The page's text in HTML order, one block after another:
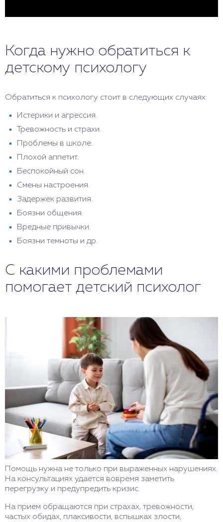
Когда нужно обратиться к
детскому психологу
Обратиться к психологу стоит в следующих случаях:
Истерики и агрессия.
Тревожность и страхи.
Проблемы в школе.
Плохой аппетит.
Беспокойный сон.
Смены настроения.
Задержек развития.
Боязни общения.
Вредные привычки.
Боязни темноты и др.
С какими проблемами
помогает детский психолог
Помощь нужна не только при выраженных нарушениях.
На консультациях удается вовремя заметить
перегрузку и предупредить кризис.
На прием обращаются при страхах, тревожности,
частых обидах, плаксивости, вспышках злости,